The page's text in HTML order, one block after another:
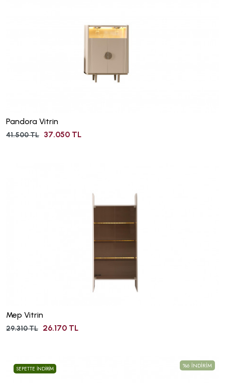
Pandora Vitrin
41.500 TL 37.050 TL
Mep Vitrin
29.310 TL 26.170 TL
%6 İNDİRİM
SEPETTE İNDİRİM